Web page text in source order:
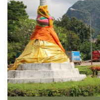
• ญี่ปุ่น
• News1
• Gotomanager